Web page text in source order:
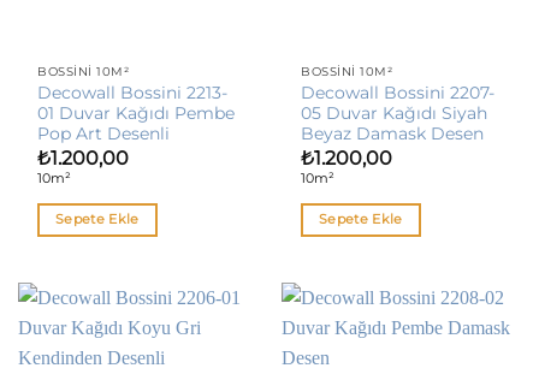
BOSSINI 10M²
Decowall Bossini 2213-
01 Duvar Kağıdı Pembe
Pop Art Desenli
₺1.200,00
10m²
Sepete Ekle
BOSSINI 10M²
Decowall Bossini 2207-
05 Duvar Kağıdı Siyah
Beyaz Damask Desen
₺1.200,00
10m²
Sepete Ekle